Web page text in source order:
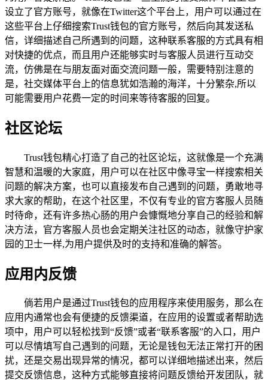
设立了官方账号，就像在Twitter这个平台上，用户可以通过在
这些平台上仔细搜索Trust钱包的官方账号，然后向其发送私
信，详细描述自己所遇到的问题，这种联系客服的方式具有相
对快捷的优点，而且用户还能够实时与客服人员进行互动交
流，仿佛是在与朋友面对面交流问题一般，需要特别注意的
是，社交媒体平台上的信息犹如浩瀚的海洋，十分繁杂,所以
可能需要用户花费一定的时间来等待客服的回复。
社区论坛
Trust钱包精心打造了自己的社区论坛，这就像是一个充满
智慧和温暖的大家庭，用户可以在社区中像寻宝一样搜索相关
问题的解决方案，也可以直接发布自己遇到的问题，勇敢地寻
求大家的帮助，在这个社区里，不仅有专业的官方客服人员随
时待命，还有许多热心肠的用户会慷慨地分享自己的经验和解
决方法，官方客服人员也会定期关注社区的动态，就像守护家
园的卫士一样,为用户提供及时的支持和准确的解答。
应用内反馈
倘若用户是通过Trust钱包的应用程序来使用服务，那么在
应用内通常也会有便捷的反馈渠道，在应用的设置或者帮助选
项中，用户可以轻松找到“反馈”或者“联系客服”的入口，用户
可以尽情填写自己遇到的问题，无论是钱包无法正常打开的困
扰，还是交易出现异常的情况，都可以详细地描述出来，然后
提交反馈信息，这种方式能够直接将问题反馈给开发团队，就